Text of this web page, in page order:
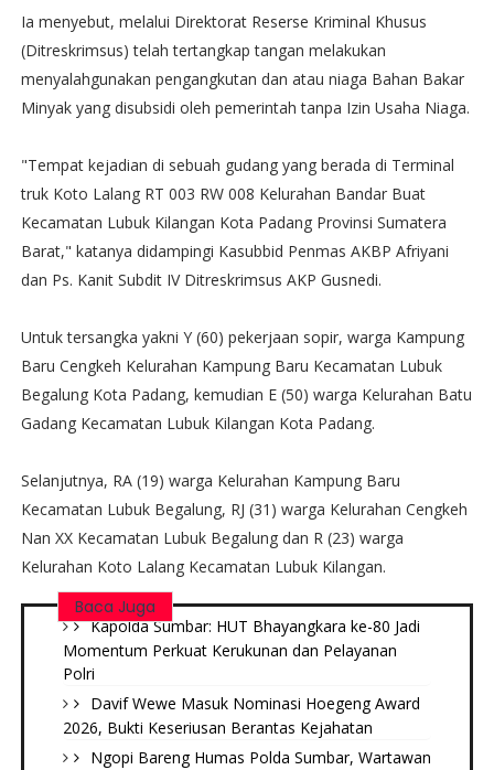
Ia menyebut, melalui Direktorat Reserse Kriminal Khusus
(Ditreskrimsus) telah tertangkap tangan melakukan
menyalahgunakan pengangkutan dan atau niaga Bahan Bakar
Minyak yang disubsidi oleh pemerintah tanpa Izin Usaha Niaga.
"Tempat kejadian di sebuah gudang yang berada di Terminal
truk Koto Lalang RT 003 RW 008 Kelurahan Bandar Buat
Kecamatan Lubuk Kilangan Kota Padang Provinsi Sumatera
Barat," katanya didampingi Kasubbid Penmas AKBP Afriyani
dan Ps. Kanit Subdit IV Ditreskrimsus AKP Gusnedi.
Untuk tersangka yakni Y (60) pekerjaan sopir, warga Kampung
Baru Cengkeh Kelurahan Kampung Baru Kecamatan Lubuk
Begalung Kota Padang, kemudian E (50) warga Kelurahan Batu
Gadang Kecamatan Lubuk Kilangan Kota Padang.
Selanjutnya, RA (19) warga Kelurahan Kampung Baru
Kecamatan Lubuk Begalung, RJ (31) warga Kelurahan Cengkeh
Nan XX Kecamatan Lubuk Begalung dan R (23) warga
Kelurahan Koto Lalang Kecamatan Lubuk Kilangan.
Baca Juga
Kapolda Sumbar: HUT Bhayangkara ke-80 Jadi
Momentum Perkuat Kerukunan dan Pelayanan
Polri
Davif Wewe Masuk Nominasi Hoegeng Award
2026, Bukti Keseriusan Berantas Kejahatan
Ngopi Bareng Humas Polda Sumbar, Wartawan